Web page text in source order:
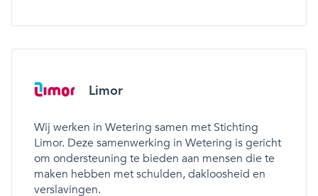
Limor
Wij werken in Wetering samen met Stichting
Limor. Deze samenwerking in Wetering is gericht
om ondersteuning te bieden aan mensen die te
maken hebben met schulden, dakloosheid en
verslavingen.